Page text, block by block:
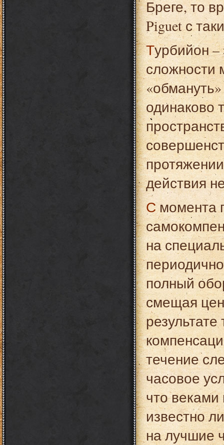
Бреге, то
Piguet с
Турбийон – это один из самых уникальных по своей
сложности
одинаково
действия
С момента появления, турбийон остался
на
полный
смещая
течение
часовое
что
известно
на лучшие